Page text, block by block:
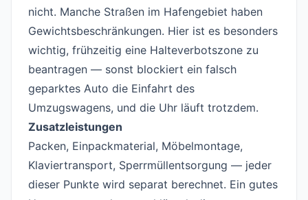
nicht. Manche Straßen im Hafengebiet haben
Gewichtsbeschränkungen. Hier ist es besonders
wichtig, frühzeitig eine Halteverbotszone zu
beantragen — sonst blockiert ein falsch
geparktes Auto die Einfahrt des
Umzugswagens, und die Uhr läuft trotzdem.
Zusatzleistungen
Packen, Einpackmaterial, Möbelmontage,
Klaviertransport, Sperrmüllentsorgung — jeder
dieser Punkte wird separat berechnet. Ein gutes